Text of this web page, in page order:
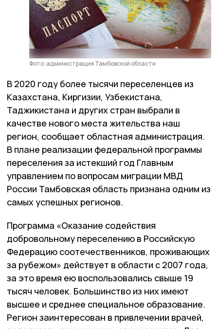
Фото: администрация Тамбовской области
В 2020 году более тысячи переселенцев из
Казахстана, Киргизии, Узбекистана,
Таджикистана и других стран выбрали в
качестве нового места жительства наш
регион, сообщает областная администрация.
В плане реализации федеральной программы
переселения за истекший год Главным
управлением по вопросам миграции МВД
России Тамбовская область признана одним из
самых успешных регионов.
Программа «Оказание содействия
добровольному переселению в Российскую
Федерацию соотечественников, проживающих
за рубежом» действует в области с 2007 года,
за это время ею воспользовались свыше 19
тысяч человек. Большинство из них имеют
высшее и среднее специальное образование.
Регион заинтересован в привлечении врачей,